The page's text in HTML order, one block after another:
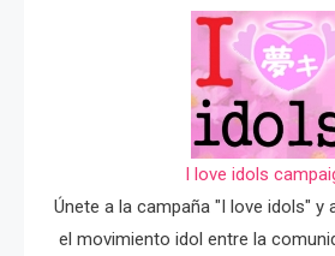
I love idols
Únete a la campaña "I love idols" y
el movimiento idol entre la